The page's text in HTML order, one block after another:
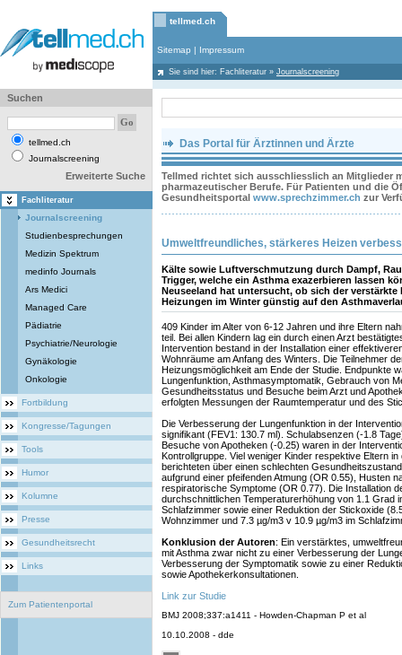
tellmed.ch
Sitemap | Impressum
Sie sind hier: Fachliteratur » Journalscreening
Suchen
tellmed.ch
Journalscreening
Erweiterte Suche
Fachliteratur
Journalscreening
Studienbesprechungen
Medizin Spektrum
medinfo Journals
Ars Medici
Managed Care
Pädiatrie
Psychiatrie/Neurologie
Gynäkologie
Onkologie
Fortbildung
Kongresse/Tagungen
Tools
Humor
Kolumne
Presse
Gesundheitsrecht
Links
Zum Patientenportal
Das Portal für Ärztinnen und Ärzte
Tellmed richtet sich ausschliesslich an Mitglieder
pharmazeutischer Berufe. Für Patienten und die
Gesundheitsportal www.sprechzimmer.ch zur
Umweltfreundliches, stärkeres Heizen
Kälte sowie Luftverschmutzung durch Dampf,
Trigger, welche ein Asthma exazerbieren lassen
Neuseeland hat untersucht, ob sich der
Heizungen im Winter günstig auf den
409 Kinder im Alter von 6-12 Jahren und ihre Eltern
teil. Bei allen Kindern lag ein durch einen Arzt
Intervention bestand in der Installation einer
Wohnräume am Anfang des Winters. Die Teilnehmer
Heizungsmöglichkeit am Ende der Studie. Endpunkte
Lungenfunktion, Asthmasymptomatik, Gebrauch von
Gesundheitsstatus und Besuche beim Arzt und
erfolgten Messungen der Raumtemperatur und des
Die Verbesserung der Lungenfunktion in der
signifikant (FEV1: 130.7 ml). Schulabsenzen (-1.8
Besuche von Apotheken (-0.25) waren in der
Kontrollgruppe. Viel weniger Kinder respektive Eltern
berichteten über einen schlechten
aufgrund einer pfeifenden Atmung (OR 0.55), Husten
respiratorische Symptome (OR 0.77). Die Installation
durchschnittlichen Temperaturerhöhung von 1.1 Grad
Schlafzimmer sowie einer Reduktion der Stickoxide
Wohnzimmer und 7.3 µg/m3 v 10.9 µg/m3 im
Konklusion der Autoren: Ein verstärktes,
mit Asthma zwar nicht zu einer Verbesserung der
Verbesserung der Symptomatik sowie zu einer
sowie Apothekerkonsultationen.
Link zur Studie
BMJ 2008;337:a1411 - Howden-Chapman P et al
10.10.2008 - dde